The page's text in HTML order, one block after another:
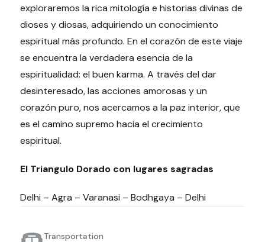
exploraremos la rica mitología e historias divinas de
dioses y diosas, adquiriendo un conocimiento
espiritual más profundo. En el corazón de este viaje
se encuentra la verdadera esencia de la
espiritualidad: el buen karma. A través del dar
desinteresado, las acciones amorosas y un
corazón puro, nos acercamos a la paz interior, que
es el camino supremo hacia el crecimiento
espiritual.
El Triangulo Dorado con lugares sagradas
Delhi – Agra – Varanasi – Bodhgaya – Delhi
Transportation